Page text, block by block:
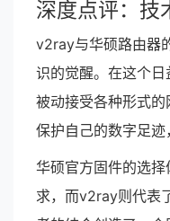
深度点评：技
v2ray与华硕路由器
识的觉醒。在这个
被动接受各种形式
保护自己的数字足迹
华硕官方固件的选
求，而v2ray则代表